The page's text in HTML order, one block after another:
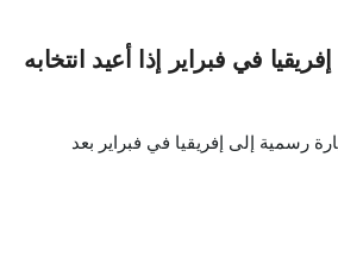
في فبراير إذا أعيد انتخابه
رسمية إلى إفريقيا في فبراير بعد